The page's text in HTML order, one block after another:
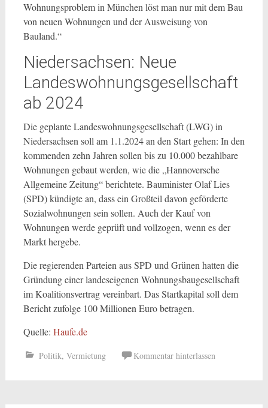
Wohnungsproblem in München löst man nur mit dem Bau
von neuen Wohnungen und der Ausweisung von
Bauland.“
Niedersachsen: Neue
Landeswohnungsgesellschaft
ab 2024
Die geplante Landeswohnungsgesellschaft (LWG) in
Niedersachsen soll am 1.1.2024 an den Start gehen: In den
kommenden zehn Jahren sollen bis zu 10.000 bezahlbare
Wohnungen gebaut werden, wie die „Hannoversche
Allgemeine Zeitung“ berichtete. Bauminister Olaf Lies
(SPD) kündigte an, dass ein Großteil davon geförderte
Sozialwohnungen sein sollen. Auch der Kauf von
Wohnungen werde geprüft und vollzogen, wenn es der
Markt hergebe.
Die regierenden Parteien aus SPD und Grünen hatten die
Gründung einer landeseigenen Wohnungsbaugesellschaft
im Koalitionsvertrag vereinbart. Das Startkapital soll dem
Bericht zufolge 100 Millionen Euro betragen.
Quelle: Haufe.de
Politik, Vermietung Kommentar hinterlassen